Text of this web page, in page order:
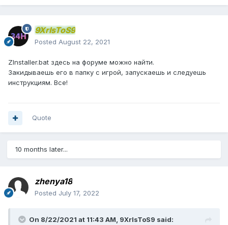
9XrIsToS9
Posted August 22, 2021
ZInstaller.bat здесь на форуме можно найти.
Закидываешь его в папку с игрой, запускаешь и следуешь
инструкциям. Все!
Quote
10 months later...
zhenya18
Posted July 17, 2022
On 8/22/2021 at 11:43 AM, 9XrIsToS9 said: